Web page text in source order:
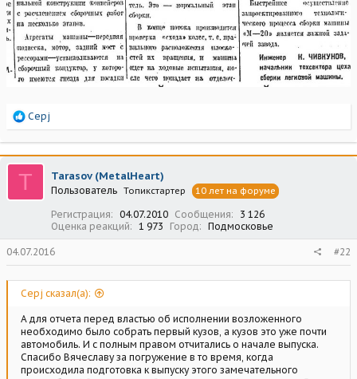
Р
а
к
ц
и
Серj
T Tarasov (MetalHeart)
Пользователь Топикстартер 10 лет на форуме
Регистрация 04.07.2010 Сообщения
3 126
Оценка реакций
1 973 Город Подмосковье
04.07.2016 #22
Серj сказал(а):
А для отчета перед властью об исполнении возложенного
необходимо было собрать первый кузов, а кузов это уже почти
автомобиль. И с полным правом отчитались о начале выпуска.
Спасибо Вячеславу за погружение в то время, когда
происходила подготовка к выпуску этого замечательного